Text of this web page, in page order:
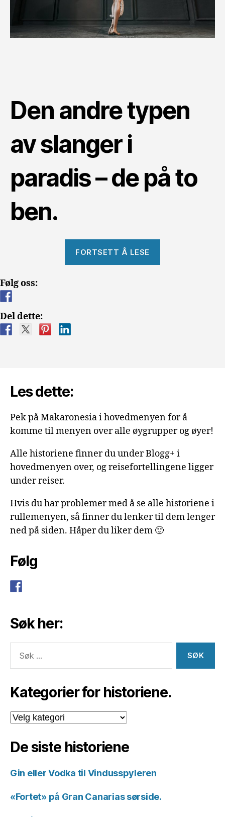
Den andre typen
av slanger i
paradis – de på to
ben.
FORTSETT Å LESE
Følg oss:
Del dette:
Les dette:
Pek på Makaronesia i hovedmenyen for å
komme til menyen over alle øygrupper og øyer!
Alle historiene finner du under Blogg+ i
hovedmenyen over, og reisefortellingene ligger
under reiser.
Hvis du har problemer med å se alle historiene i
rullemenyen, så finner du lenker til dem lenger
ned på siden. Håper du liker dem 🙂
Følg
Søk her:
etter:
Kategorier for historiene.
Kategorier
for
De siste historiene
Gin eller Vodka til Vindusspyleren
«Fortet» på Gran Canarias sørside.